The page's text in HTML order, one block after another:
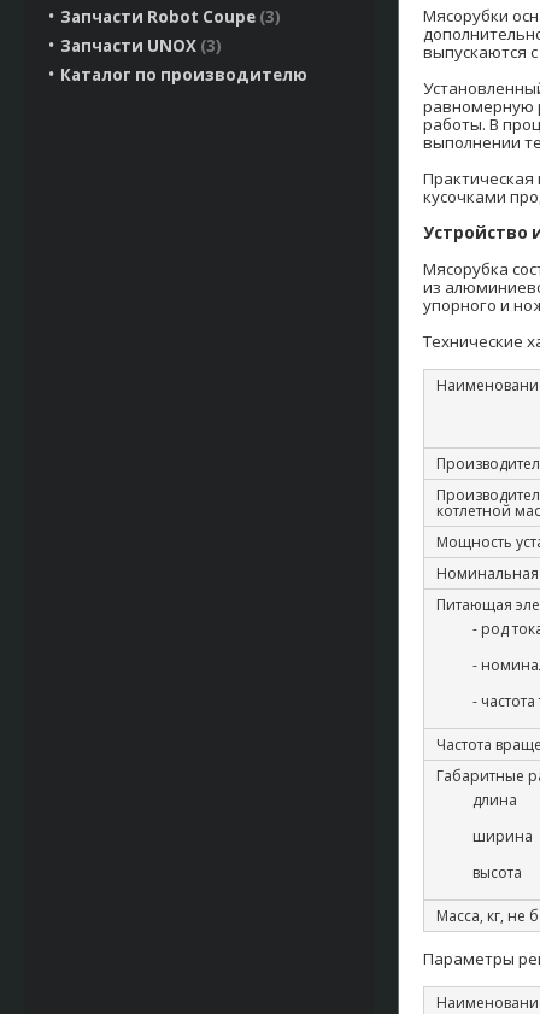
Запчасти Robot Coupe 3
Запчасти UNOX 3
Каталог по производителю
Мясорубки
выпускаются
равномерную
работы. В
выполнении
Практическая
кусочками
Устройство
Мясорубка
из
упорного и
Технические
котлетной
Мощность
Питающая
- род
-
- частота
Частота
Габаритные
длина
ширина
высота
Масса, кг, не
Параметры